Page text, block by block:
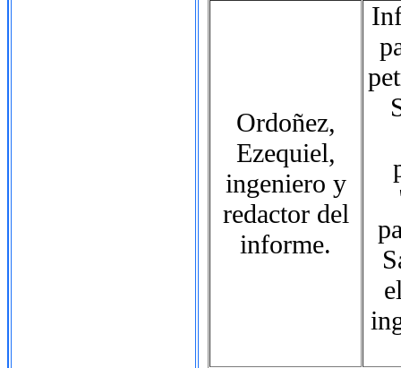
Ordoñez,
Ezequiel,
ingeniero y
redactor del
informe.